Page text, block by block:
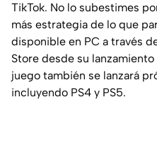
TikTok. No lo subestimes
más estrategia de lo que
disponible en PC a través
Store desde su
juego también se lanzará
incluyendo PS4 y PS5.